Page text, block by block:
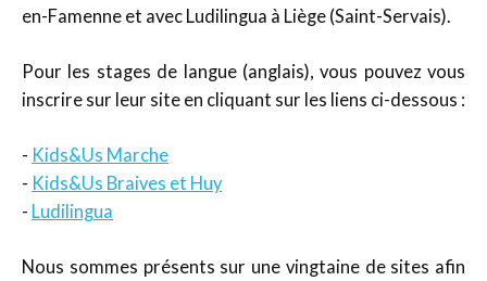
en-Famenne et avec Ludilingua à Liège (Saint-Servais).
Pour les stages de langue (anglais), vous pouvez vous
inscrire sur leur site en cliquant sur les liens ci-dessous :
- Kids&Us Marche
- Kids&Us Braives et Huy
- Ludilingua
Nous sommes présents sur une vingtaine de sites afin